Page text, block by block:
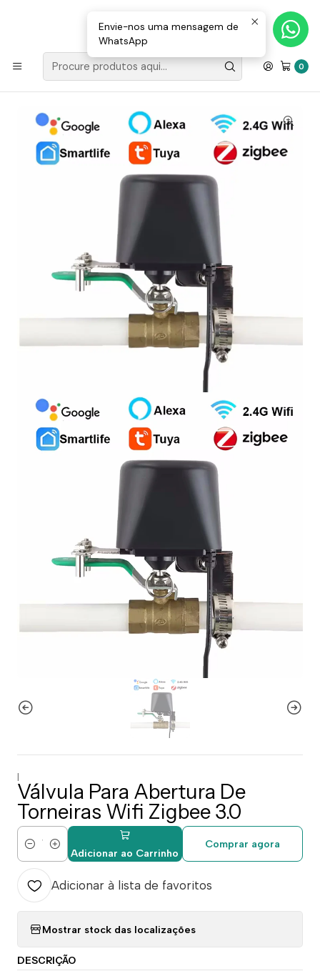
0
Loja Valongo: 220 150 143 (chamada para a rede fixa nacional) «»
E-mail: geral@movenergy.pt
Início MATERIAL ELÉTRICO
Válvula Para Abertura De Torneiras Wifi Zigbee 3.0
|
Válvula Para Abertura De
Torneiras Wifi Zigbee 3.0
QuantidadeAdicionar ao Carrinho
Comprar agora
Adicionar à lista de favoritos
Mostrar stock das localizações
DESCRIÇÃO
Envie-nos uma mensagem de
WhatsApp